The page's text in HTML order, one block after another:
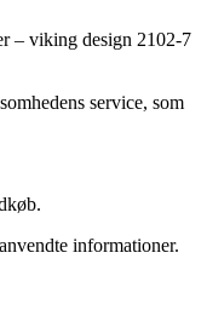
– viking design 2102-7
service, som
informationer.